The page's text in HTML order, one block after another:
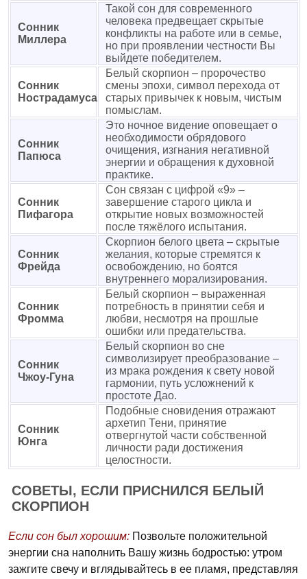
Сонник
Миллера
Такой сон для современного
человека предвещает скрытые
конфликты на работе или в семье,
но при проявлении честности Вы
выйдете победителем.
Сонник
Нострадамуса
Белый скорпион – пророчество
смены эпохи, символ перехода от
старых привычек к новым, чистым
помыслам.
Сонник
Папюса
Это ночное видение оповещает о
необходимости обрядового
очищения, изгнания негативной
энергии и обращения к духовной
практике.
Сонник
Пифагора
Сон связан с цифрой «9» –
завершение старого цикла и
открытие новых возможностей
после тяжёлого испытания.
Сонник
Фрейда
Скорпион белого цвета – скрытые
желания, которые стремятся к
освобождению, но боятся
внутреннего морализирования.
Сонник
Фромма
Белый скорпион – выраженная
потребность в принятии себя и
любви, несмотря на прошлые
ошибки или предательства.
Сонник
Чжоу-Гуна
Белый скорпион во сне
символизирует преобразование –
из мрака рождения к свету новой
гармонии, путь усложнений к
простоте Дао.
Сонник
Юнга
Подобные сновидения отражают
архетип Тени, принятие
отвергнутой части собственной
личности ради достижения
целостности.
СОВЕТЫ, ЕСЛИ ПРИСНИЛСЯ БЕЛЫЙ
СКОРПИОН
Если сон был хорошим: Позвольте положительной
энергии сна наполнить Вашу жизнь бодростью: утром
зажгите свечу и вглядывайтесь в ее пламя, представляя